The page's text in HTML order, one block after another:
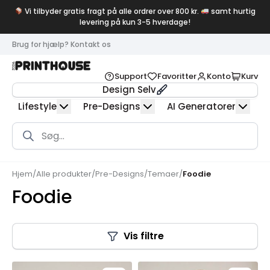
Vi tilbyder gratis fragt på alle ordrer over 800 kr.
samt hurtig
levering på kun 3-5 hverdage!
Brug for hjælp? Kontakt os
Support Favoritter Konto Kurv
Design Selv
Lifestyle
Pre-Designs AI Generatorer
Products
search
Hjem/Alle produkter/Pre-Designs/Temaer/Foodie
Foodie
Vis filtre